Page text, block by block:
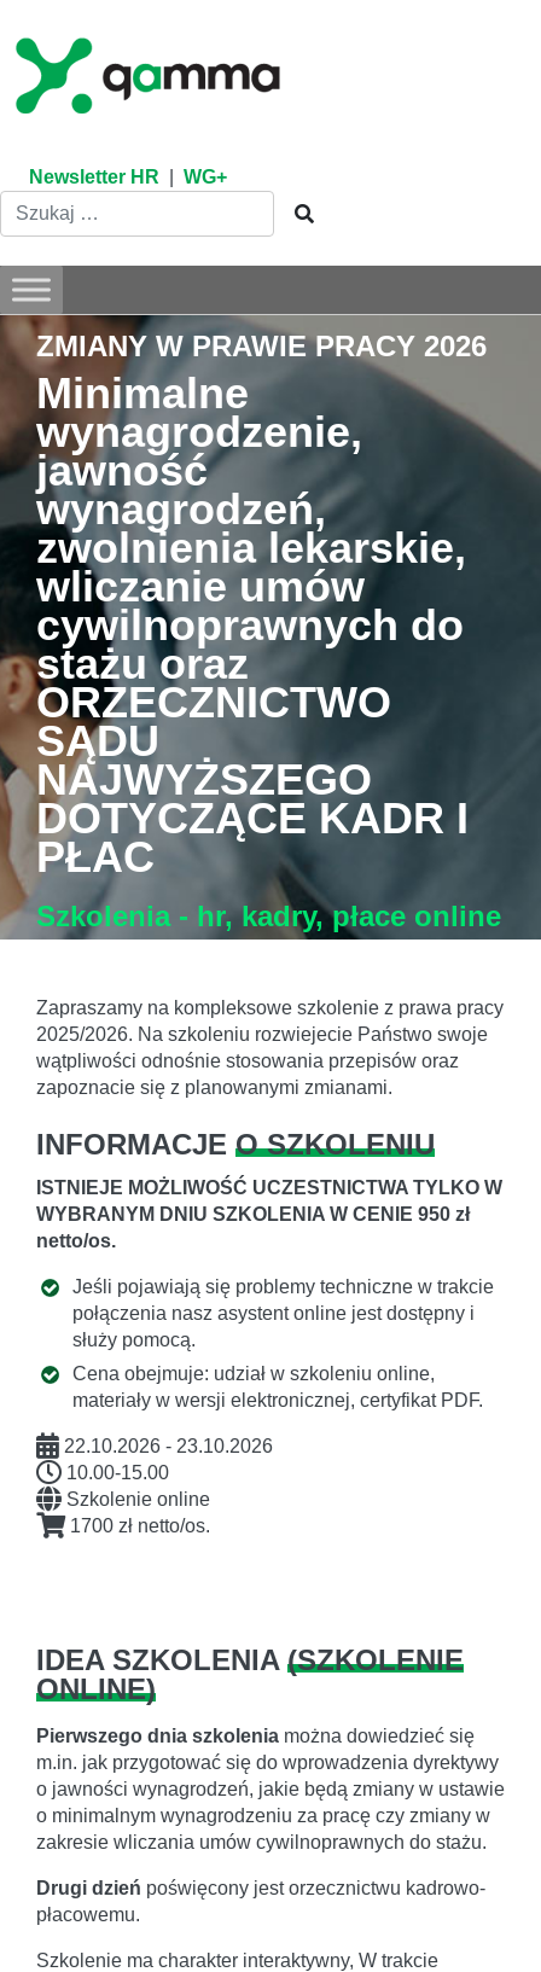
content
Newsletter HR WG+
ZMIANY W PRAWIE PRACY 2026
Minimalne
wynagrodzenie,
jawność
wynagrodzeń,
zwolnienia lekarskie,
wliczanie umów
cywilnoprawnych do
stażu oraz
ORZECZNICTWO
SĄDU
NAJWYŻSZEGO
DOTYCZĄCE KADR I
PŁAC
Szkolenia - hr, kadry, płace online
Zapraszamy na kompleksowe szkolenie z prawa pracy
2025/2026. Na szkoleniu rozwiejecie Państwo swoje
wątpliwości odnośnie stosowania przepisów oraz
zapoznacie się z planowanymi zmianami.
INFORMACJE O SZKOLENIU
ISTNIEJE MOŻLIWOŚĆ UCZESTNICTWA TYLKO W
WYBRANYM DNIU SZKOLENIA W CENIE 950 zł
netto/os.
Jeśli pojawiają się problemy techniczne w trakcie
połączenia nasz asystent online jest dostępny i
służy pomocą.
Cena obejmuje: udział w szkoleniu online,
materiały w wersji elektronicznej, certyfikat PDF.
22.10.2026 - 23.10.2026
10.00-15.00
Szkolenie online
1700 zł netto/os.
IDEA SZKOLENIA (SZKOLENIE
ONLINE)
Pierwszego dnia szkolenia można dowiedzieć się
m.in. jak przygotować się do wprowadzenia dyrektywy
o jawności wynagrodzeń, jakie będą zmiany w ustawie
o minimalnym wynagrodzeniu za pracę czy zmiany w
zakresie wliczania umów cywilnoprawnych do stażu.
Drugi dzień poświęcony jest orzecznictwu kadrowo-
płacowemu.
Szkolenie ma charakter interaktywny, W trakcie